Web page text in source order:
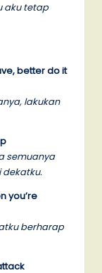
aku tetap
better do it
lakukan
semuanya
you’re
berharap